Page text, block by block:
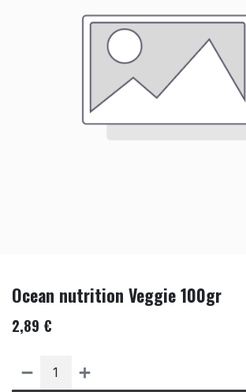
Ocean nutrition Veggie 100gr
2,89 €